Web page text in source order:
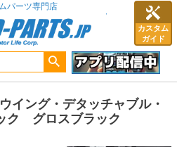
カスタム
ガイド
パーツ専門店
イング・デタッチャブル・
ク グロスブラック